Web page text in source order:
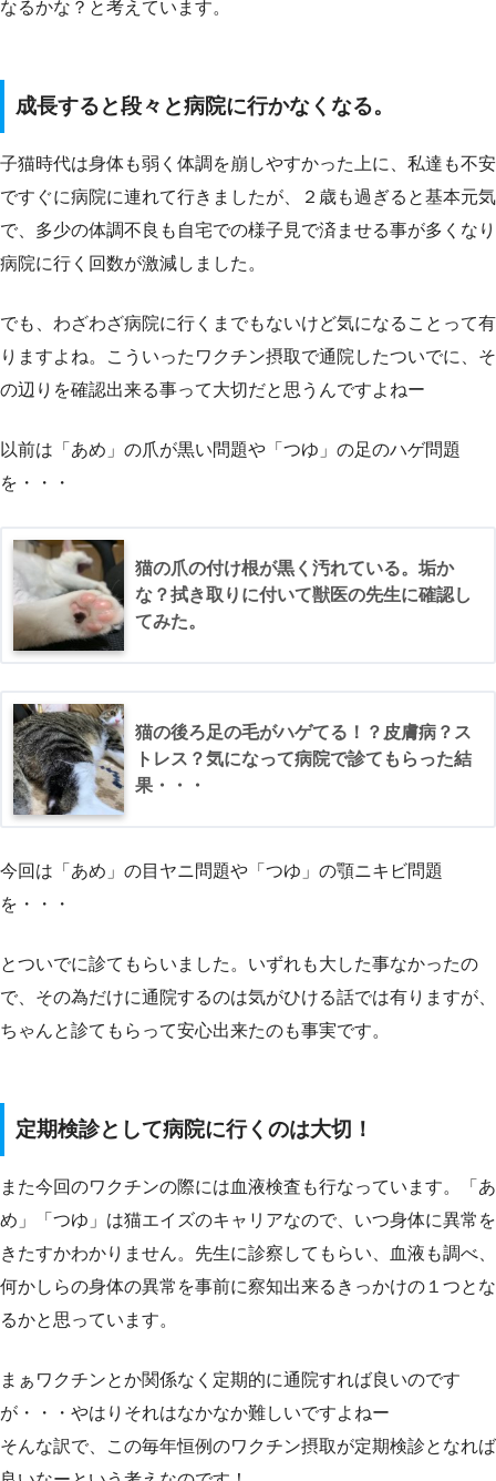
なるかな？と考えています。
成長すると段々と病院に行かなくなる。
子猫時代は身体も弱く体調を崩しやすかった上に、私達も不安
ですぐに病院に連れて行きましたが、２歳も過ぎると基本元気
で、多少の体調不良も自宅での様子見で済ませる事が多くなり
病院に行く回数が激減しました。
でも、わざわざ病院に行くまでもないけど気になることって有
りますよね。こういったワクチン摂取で通院したついでに、そ
の辺りを確認出来る事って大切だと思うんですよねー
以前は「あめ」の爪が黒い問題や「つゆ」の足のハゲ問題
を・・・
猫の爪の付け根が黒く汚れている。垢か
な？拭き取りに付いて獣医の先生に確認し
てみた。
猫の後ろ足の毛がハゲてる！？皮膚病？ス
トレス？気になって病院で診てもらった結
果・・・
今回は「あめ」の目ヤニ問題や「つゆ」の顎ニキビ問題
を・・・
とついでに診てもらいました。いずれも大した事なかったの
で、その為だけに通院するのは気がひける話では有りますが、
ちゃんと診てもらって安心出来たのも事実です。
定期検診として病院に行くのは大切！
また今回のワクチンの際には血液検査も行なっています。「あ
め」「つゆ」は猫エイズのキャリアなので、いつ身体に異常を
きたすかわかりません。先生に診察してもらい、血液も調べ、
何かしらの身体の異常を事前に察知出来るきっかけの１つとな
るかと思っています。
まぁワクチンとか関係なく定期的に通院すれば良いのです
が・・・やはりそれはなかなか難しいですよねー
そんな訳で、この毎年恒例のワクチン摂取が定期検診となれば